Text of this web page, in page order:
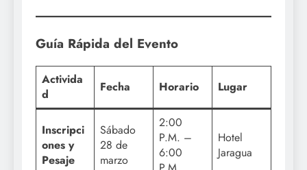
Guía Rápida del Evento
Activida
d
Fecha Horario Lugar
Inscripci
ones y
Pesaje
Sábado
28 de
marzo
2:00
P.M. –
6:00
Hotel
Jaragua